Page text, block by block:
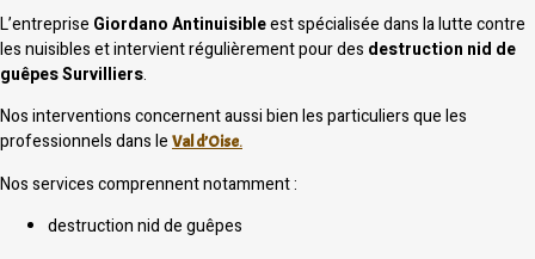
L’entreprise Giordano Antinuisibleest spécialisée dans la lutte contre
les nuisibles et intervient régulièrement pour des destruction nid de
guêpes Survilliers.
Nos interventions concernent aussi bien les particuliers que les
professionnels dans le Val d’Oise.
Nos services comprennent notamment :
destruction nid de guêpes